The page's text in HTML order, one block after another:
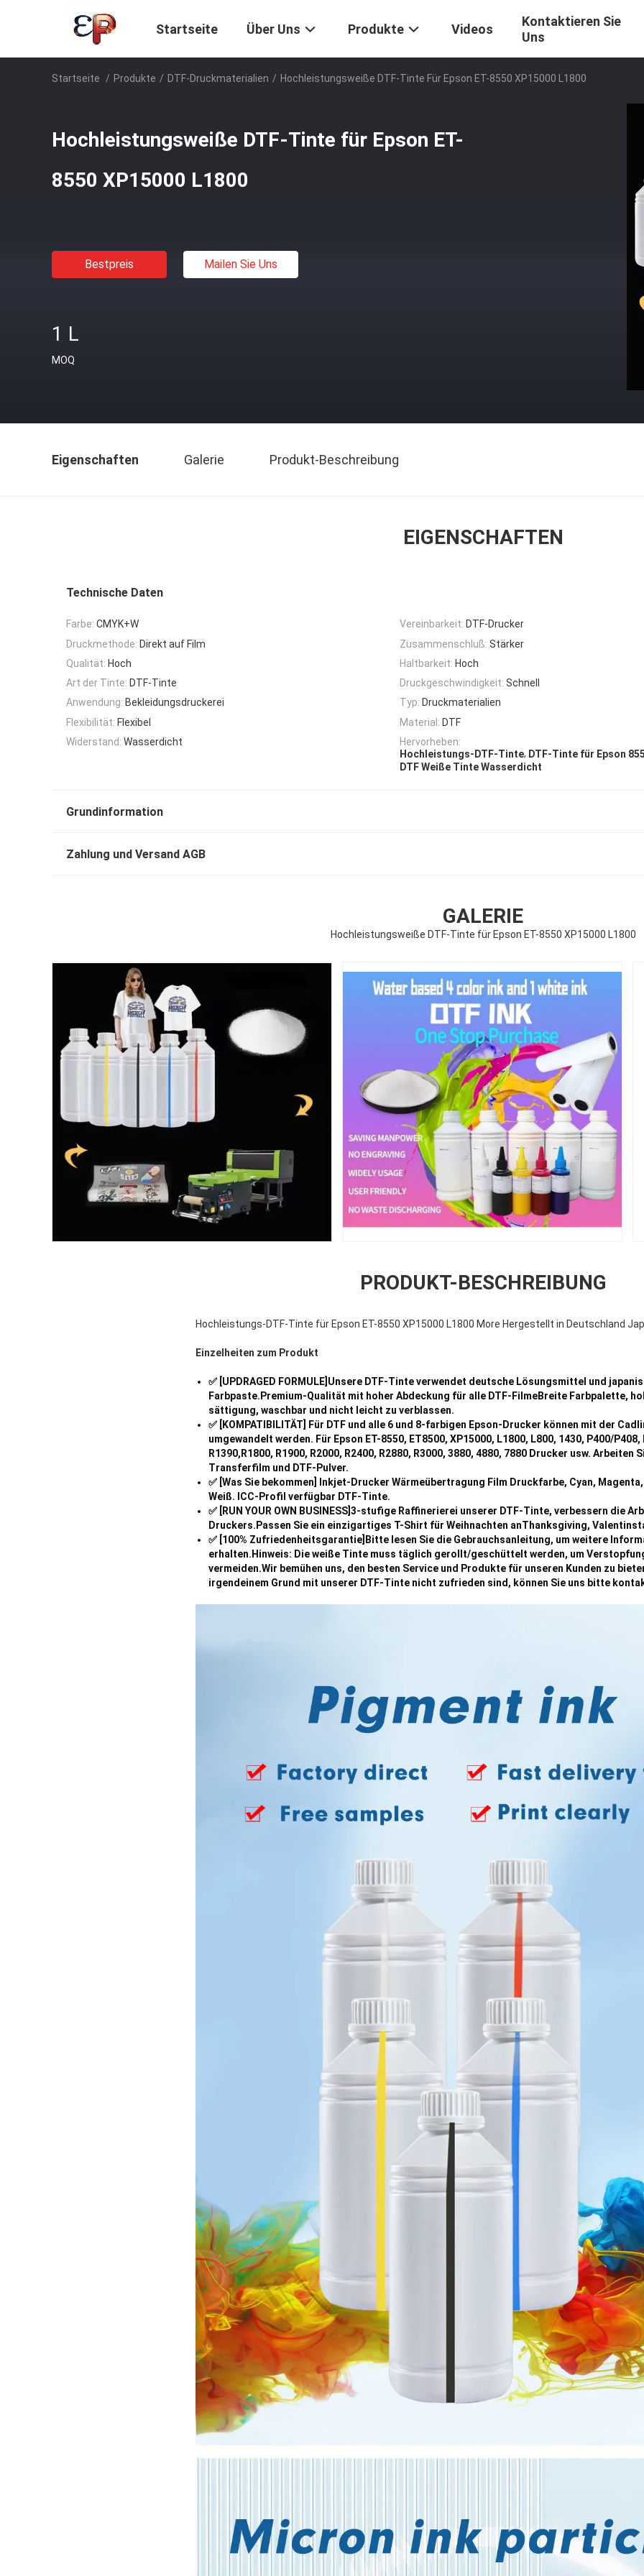
Startseite Über Uns Produkte Videos
Kontaktieren Sie
Uns
Startseite / Produkte / DTF-Druckmaterialien / Hochleistungsweiße DTF-Tinte Für Epson ET-8550 XP15000 L1800
Hochleistungsweiße DTF-Tinte für Epson ET-
8550 XP15000 L1800
Bestpreis Mailen Sie Uns
1 L
MOQ
Eigenschaften Galerie Produkt-Beschreibung
EIGENSCHAFTEN
Technische Daten
Farbe: CMYK+W Vereinbarkeit: DTF-Drucker
Druckmethode: Direkt auf Film Zusammenschluß: Stärker
Qualität: Hoch Haltbarkeit: Hoch
Art der Tinte: DTF-Tinte Druckgeschwindigkeit: Schnell
Anwendung: Bekleidungsdruckerei Typ: Druckmaterialien
Flexibilität: Flexibel Material: DTF
Widerstand: Wasserdicht
Hervorheben:
Hochleistungs-DTF-Tinte, DTF-Tinte für Epson
DTF Weiße Tinte Wasserdicht
Grundinformation
Zahlung und Versand AGB
GALERIE
Hochleistungsweiße DTF-Tinte für Epson ET-8550 XP15000 L1800
PRODUKT-BESCHREIBUNG
Hochleistungs-DTF-Tinte für Epson ET-8550 XP15000 L1800 More Hergestellt in Deutschland
Einzelheiten zum Produkt
✅ [UPDRAGED FORMULE]Unsere DTF-Tinte verwendet deutsche Lösungsmittel und
Farbpaste.Premium-Qualität mit hoher Abdeckung für alle DTF-FilmeBreite Farbpalette,
sättigung, waschbar und nicht leicht zu verblassen.
✅ [KOMPATIBILITÄT] Für DTF und alle 6 und 8-farbigen Epson-Drucker können mit der
umgewandelt werden. Für Epson ET-8550, ET8500, XP15000, L1800, L800, 1430, P400/P408,
R1390,R1800, R1900, R2000, R2400, R2880, R3000, 3880, 4880, 7880 Drucker usw. Arbeiten
Transferfilm und DTF-Pulver.
✅ [Was Sie bekommen] Inkjet-Drucker Wärmeübertragung Film Druckfarbe, Cyan,
Weiß. ICC-Profil verfügbar DTF-Tinte.
✅ [RUN YOUR OWN BUSINESS]3-stufige Raffinerierei unserer DTF-Tinte, verbessern die
Druckers.Passen Sie ein einzigartiges T-Shirt für Weihnachten anThanksgiving,
✅ [100% Zufriedenheitsgarantie]Bitte lesen Sie die Gebrauchsanleitung, um weitere
erhalten.Hinweis: Die weiße Tinte muss täglich gerollt/geschüttelt werden, um
vermeiden.Wir bemühen uns, den besten Service und Produkte für unseren Kunden zu
irgendeinem Grund mit unserer DTF-Tinte nicht zufrieden sind, können Sie uns bitte